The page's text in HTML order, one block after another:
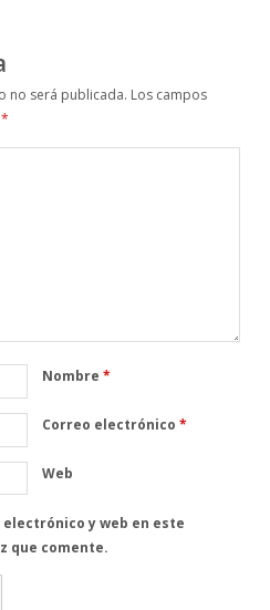
no será publicada. Los campos
*
Nombre*
Correo electrónico*
Web
y web en este
que comente.